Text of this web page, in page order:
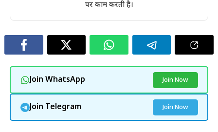
पर काम करती है।
Join WhatsApp Join Now
Join Telegram Join Now